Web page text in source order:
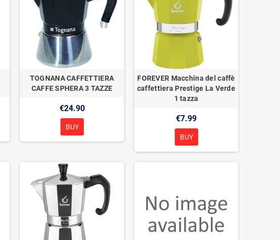
TOGNANA CAFFETTIERA
CAFFE SPHERA 3 TAZZE
€24.90
BUY
FOREVER Macchina del caffè
caffettiera Prestige La Verde
1 tazza
€7.99
BUY